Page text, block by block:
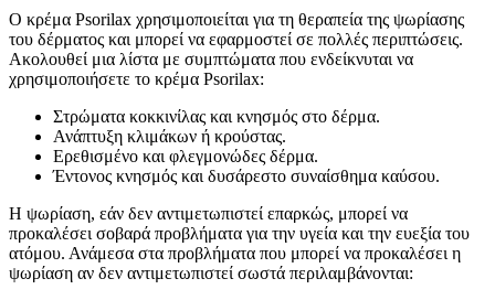
Ο κρέμα Psorilax χρησιμοποιείται για τη θεραπεία της ψωρίασης
του δέρματος και μπορεί να εφαρμοστεί σε πολλές περιπτώσεις.
Ακολουθεί μια λίστα με συμπτώματα που ενδείκνυται να
χρησιμοποιήσετε το κρέμα Psorilax:
Στρώματα κοκκινίλας και κνησμός στο δέρμα.
Ανάπτυξη κλιμάκων ή κρούστας.
Ερεθισμένο και φλεγμονώδες δέρμα.
Έντονος κνησμός και δυσάρεστο συναίσθημα καύσου.
Η ψωρίαση, εάν δεν αντιμετωπιστεί επαρκώς, μπορεί να
προκαλέσει σοβαρά προβλήματα για την υγεία και την ευεξία του
ατόμου. Ανάμεσα στα προβλήματα που μπορεί να προκαλέσει η
ψωρίαση αν δεν αντιμετωπιστεί σωστά περιλαμβάνονται: